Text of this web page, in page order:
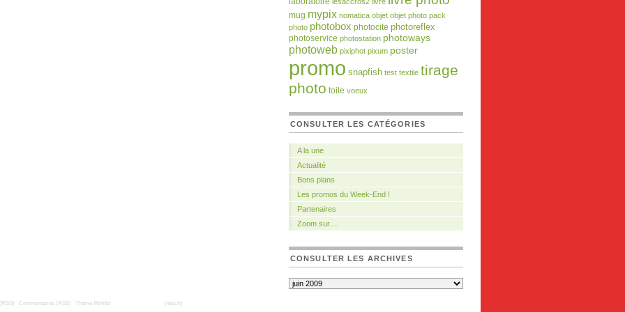
mug mypix nomatica objet objet photo pack
photo photobox photocite photoreflex
photoservice photostation photoways
photoweb pixiphot pixum poster
promo snapfish test textile tirage
photo toile voeux
CONSULTER LES CATÉGORIES
A la une
Actualité
Bons plans
Les promos du Week-End !
Partenaires
Zoom sur…
CONSULTER LES ARCHIVES
Commentaires (RSS) Thème Mimbo (niss.fr)